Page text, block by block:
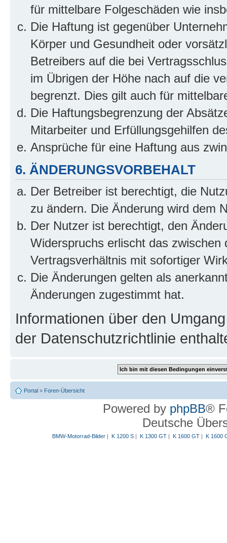
für mittelbare Folgeschäden wie
Die Haftung ist gegenüber
Körper und Gesundheit oder
Betreibers auf die bei
im Übrigen der Höhe nach auf die
begrenzt. Dies gilt auch für
Die Haftungsbegrenzung der
Mitarbeiter und Erfüllungsgehilfen
Ansprüche für eine Haftung aus
6. ÄNDERUNGSVORBEHALT
Der Betreiber ist berechtigt, die
zu ändern. Die Änderung wird dem
Der Nutzer ist berechtigt, den
Widerspruchs erlischt das
Vertragsverhältnis mit sofortiger
Die Änderungen gelten als
Änderungen zugestimmt hat.
Informationen über den
der Datenschutzrichtlinie
Portal » Foren-Übersicht
Powered by phpBB®
Deutsche
BMW-Motorrad-Bilder| K 1200 S| K 1300 GT| K 1600 GT| K 1600